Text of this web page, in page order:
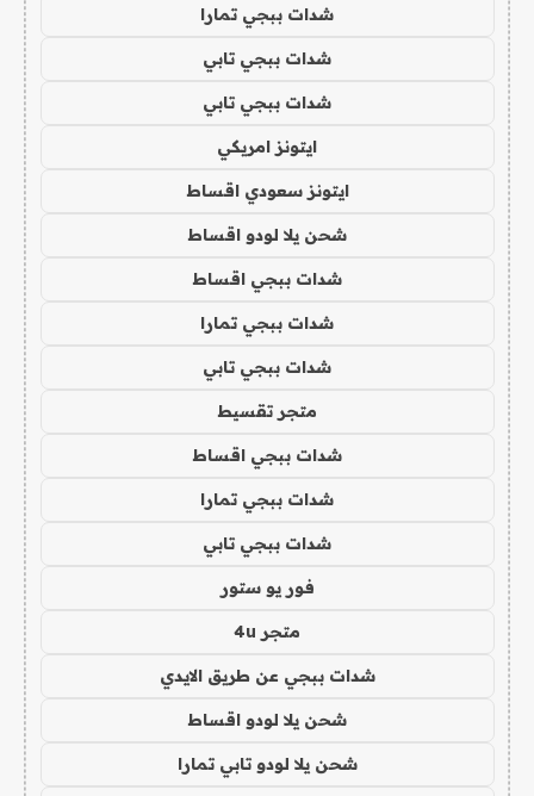
شدات ببجي تمارا
شدات ببجي تابي
شدات ببجي تابي
ايتونز امريكي
ايتونز سعودي اقساط
شحن يلا لودو اقساط
شدات ببجي اقساط
شدات ببجي تمارا
شدات ببجي تابي
متجر تقسيط
شدات ببجي اقساط
شدات ببجي تمارا
شدات ببجي تابي
فور يو ستور
متجر 4u
شدات ببجي عن طريق الايدي
شحن يلا لودو اقساط
شحن يلا لودو تابي تمارا